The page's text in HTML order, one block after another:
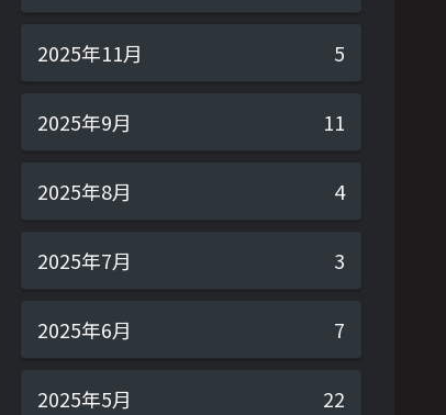
2025年11月 5
2025年9月 11
2025年8月 4
2025年7月 3
2025年6月 7
2025年5月 22